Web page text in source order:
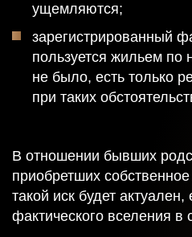
ущемляются;
зарегистрированный
пользуется жильем по
не было, есть только
при таких
В отношении бывших
приобретших
такой иск будет
фактического вселения в